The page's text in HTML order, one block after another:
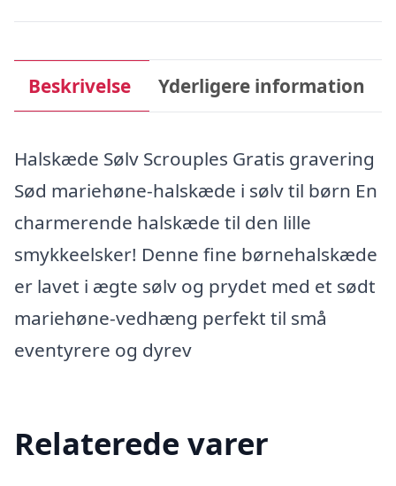
Beskrivelse Yderligere information
Halskæde Sølv Scrouples Gratis gravering
Sød mariehøne-halskæde i sølv til børn En
charmerende halskæde til den lille
smykkeelsker! Denne fine børnehalskæde
er lavet i ægte sølv og prydet med et sødt
mariehøne-vedhæng perfekt til små
eventyrere og dyrev
Relaterede varer